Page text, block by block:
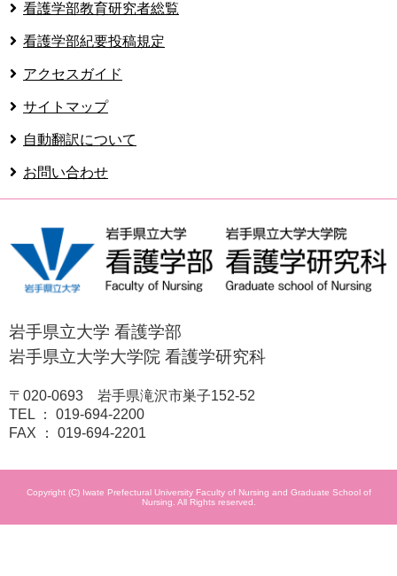
看護学部教育研究者総覧
看護学部紀要投稿規定
アクセスガイド
サイトマップ
自動翻訳について
お問い合わせ
岩手県立大学 看護学部
岩手県立大学大学院 看護学研究科
〒020-0693 岩手県滝沢市巣子152-52
TEL ： 019-694-2200
FAX ： 019-694-2201
Copyright (C) Iwate Prefectural University Faculty of Nursing and Graduate School of
Nursing. All Rights reserved.